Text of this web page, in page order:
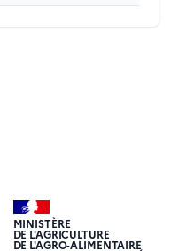
MINISTÈRE
DE L'AGRICULTURE
DE L'AGRO-ALIMENTAIRE